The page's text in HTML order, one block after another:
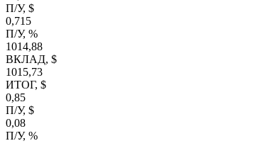
П/У, $
0,715
П/У, %
1014,88
ВКЛАД, $
1015,73
ИТОГ, $
0,85
П/У, $
0,08
П/У, %